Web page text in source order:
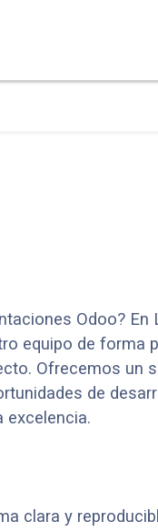
Odoo? En
equipo de forma
Ofrecemos un
de
excelencia.
clara y